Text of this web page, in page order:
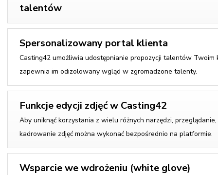
talentów
Spersonalizowany portal klienta
Casting42 umożliwia udostępnianie propozycji talentów Twoim
zapewnia im odizolowany wgląd w zgromadzone talenty.
Funkcje edycji zdjęć w Casting42
Aby uniknąć korzystania z wielu różnych narzędzi,
kadrowanie zdjęć można wykonać bezpośrednio na platformie.
Wsparcie we wdrożeniu (white glove)